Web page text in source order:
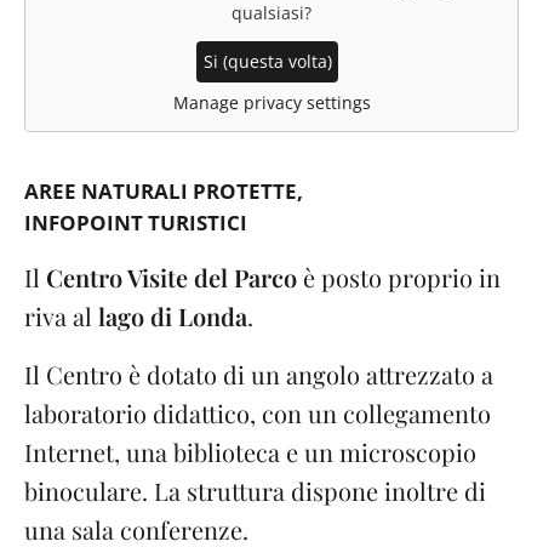
qualsiasi?
Si (questa volta)
Manage privacy settings
AREE NATURALI PROTETTE
INFOPOINT TURISTICI
Il Centro Visite del Parco è posto proprio in
riva al lago di Londa.
Il Centro è dotato di un angolo attrezzato a
laboratorio didattico, con un collegamento
Internet, una biblioteca e un microscopio
binoculare. La struttura dispone inoltre di
una sala conferenze.